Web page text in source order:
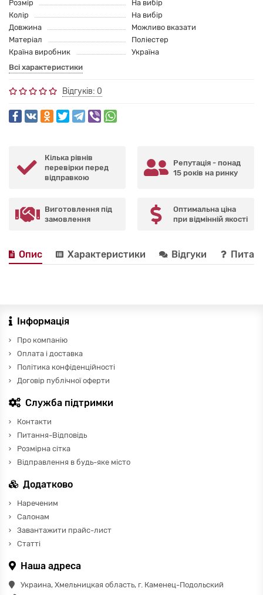
Розмір
На вибір
Колір
На вибір
Довжина
Можливо вказати
Матеріал
Поліестер
Країна виробник
Україна
Всі характеристики
Відгуків: 0
Кілька рівнів
перевірки перед
відправкою
Репутація - понад
15 років на ринку
Виготовлення під
замовлення
Оптимальна ціна
при відмінній якості
Опис Характеристики Відгуки
Інформація
Про компанію
Оплата і доставка
Політика конфіденційності
Договір публічної оферти
Служба підтримки
Контакти
Питання-Відповідь
Розмірна сітка
Відправлення в будь-яке місто
Додатково
Нареченим
Салонам
Завантажити прайс-лист
Статті
Наша адреса
Украина, Хмельницкая область, г. Каменец-Подольский